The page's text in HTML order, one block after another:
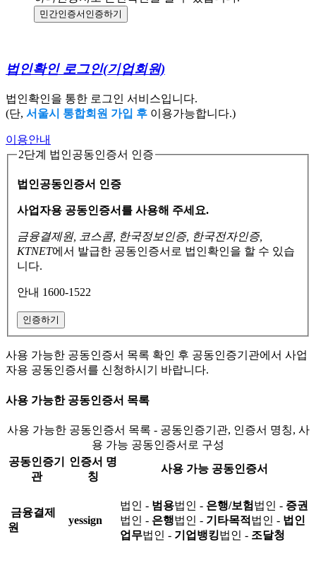
민간인증서 인증하기
법인확인 로그인(기업회원)
법인확인을 통한 로그인 서비스입니다.
(단, 서울시 통합회원 가입 후 이용가능합니다.)
이용안내
2단계 법인공동인증서 인증
법인공동인증서 인증
사업자용 공동인증서를 사용해 주세요.
금융결제원, 코스콤, 한국정보인증, 한국전자인증,
KTNET에서 발급한 공동인증서로 법인확인을 할 수 있습
니다.
안내 1600-1522
인증하기
사용 가능한 공동인증서 목록 확인 후 공동인증기관에서 사업
자용 공동인증서를 신청하시기 바랍니다.
사용 가능한 공동인증서 목록
사용 가능한 공동인증서 목록 - 공동인증기관, 인증서 명칭, 사
용 가능 공동인증서로 구성
공동인증기
관
인증서 명
칭
사용 가능 공동인증서
금융결제
원
yessign
법인 - 범용법인 - 은행/보험 법인 - 증권
법인 - 은행법인 - 기타목적 법인 - 법인
업무법인 - 기업뱅킹법인 - 조달청